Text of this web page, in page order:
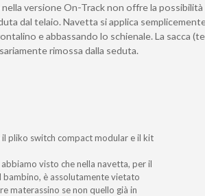
versione On-Track non offre la possibilità
dal telaio. Navetta si applica
e abbassando lo schienale. La sacca
rimossa dalla seduta.
pliko switch compact modular e il kit
abbiamo visto che nella navetta, per il
è assolutamente vietato
materassino se non quello già in